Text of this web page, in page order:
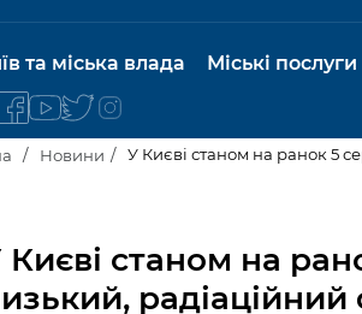
та міська влада
Київська міська рада
Міські послуги
послуги
Пільги,
Новини У Києві станом на ранок 5
Києві станом на
радіаційний